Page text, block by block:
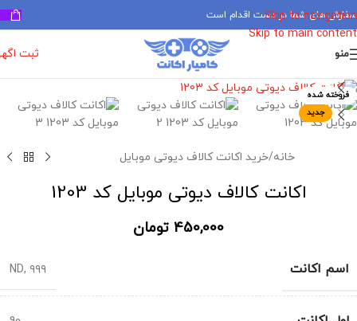
Skip to navigation
Skip to main content
سفارش های شما در دست اقدام است
منو ثبت
فروخته شده
جدید
برای بزرگنمایی کلیک کنید
خانه/خرید اکانت کالاف دیوتی موبایل
اکانت کالاف دیوتی موبایل کد 1203
450,000 تومان
اسم اکانت ND, ۹۹۹